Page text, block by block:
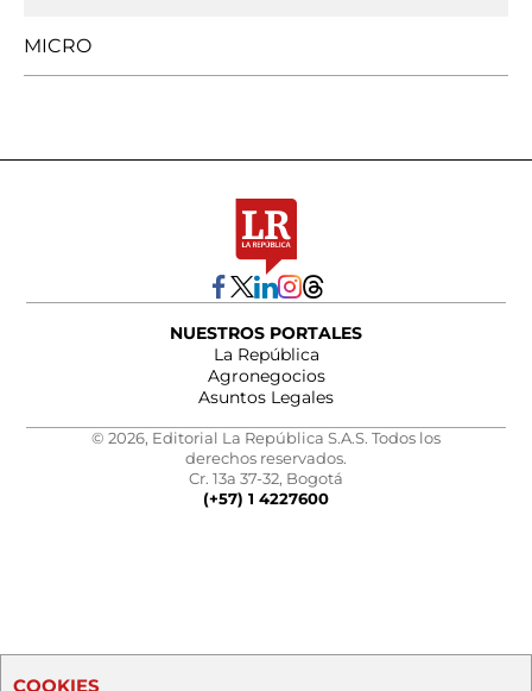
MICRO
NUESTROS PORTALES
La República
Agronegocios
Asuntos Legales
© 2026, Editorial La República S.A.S. Todos los
derechos reservados.
Cr. 13a 37-32, Bogotá
(+57) 1 4227600
COOKIES